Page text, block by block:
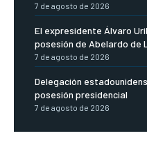
7 de agosto de 2026
El expresidente Álvaro
posesión de Abelardo de
7 de agosto de 2026
Delegación
posesión presidencial
7 de agosto de 2026